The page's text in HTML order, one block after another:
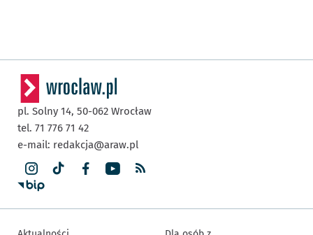
pl. Solny 14, 50-062 Wrocław
tel. 71 776 71 42
e-mail: redakcja@araw.pl